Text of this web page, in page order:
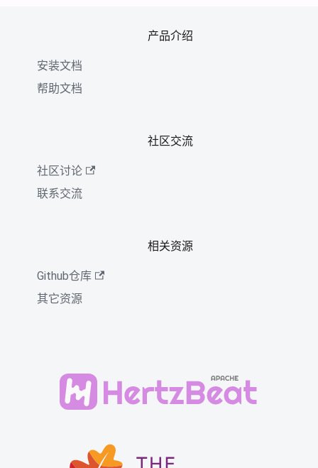
产品介绍
安装文档
帮助文档
社区交流
社区讨论
联系交流
相关资源
Github仓库
其它资源